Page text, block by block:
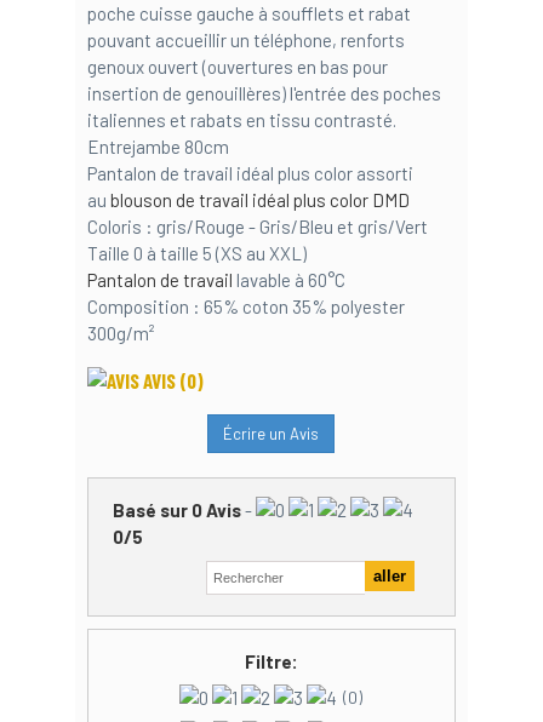
poche cuisse gauche à soufflets et rabat
pouvant accueillir un téléphone, renforts
genoux ouvert (ouvertures en bas pour
insertion de genouillères) l'entrée des poches
italiennes et rabats en tissu contrasté.
Entrejambe 80cm
Pantalon de travail idéal plus color assorti
au blouson de travail idéal plus color DMD
Coloris : gris/Rouge - Gris/Bleu et gris/Vert
Taille 0 à taille 5 (XS au XXL)
Pantalon de travail lavable à 60°C
Composition : 65% coton 35% polyester
300g/m²
AVIS (0)
Écrire un Avis
Basé sur 0Avis-
0/5
Filtre:
(0)